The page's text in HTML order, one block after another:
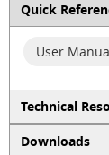
Quick
User
Technical
Downloads